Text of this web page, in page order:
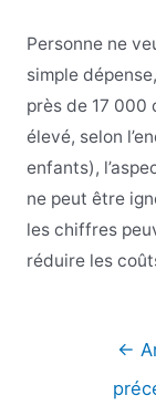
Personne ne
simple
près de 17 000
élevé, selon
enfants),
ne peut être
les chiffres
réduire les
Navigation
l’article
←